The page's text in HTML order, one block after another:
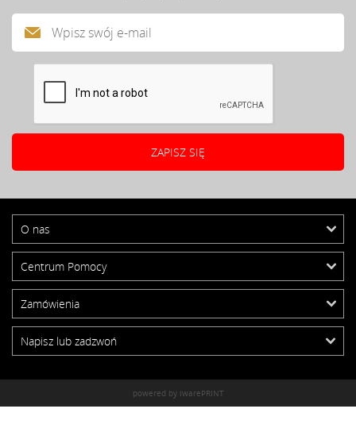
O nas
Centrum Pomocy
Zamówienia
Napisz lub zadzwoń
powered by iwarePRINT